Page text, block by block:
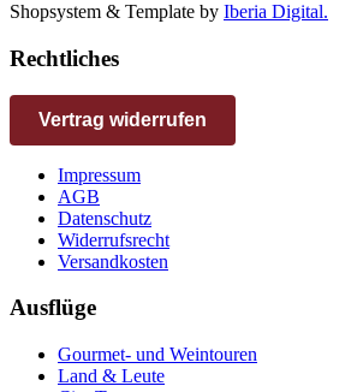
Shopsystem & Template by Iberia Digital.
Rechtliches
Vertrag widerrufen
Impressum
AGB
Datenschutz
Widerrufsrecht
Versandkosten
Ausflüge
Gourmet- und Weintouren
Land & Leute